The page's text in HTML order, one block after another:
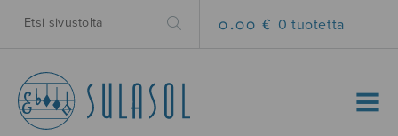
0.00 € 0 tuotetta
MENU